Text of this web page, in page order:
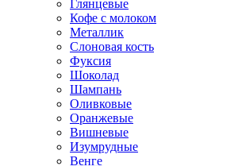
Глянцевые
Кофе с молоком
Металлик
Слоновая кость
Фуксия
Шоколад
Шампань
Оливковые
Оранжевые
Вишневые
Изумрудные
Венге